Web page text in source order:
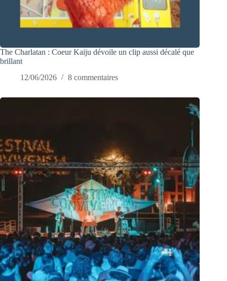
The Charlatan : Coeur Kaiju dévoile un clip aussi décalé que
brillant
12/06/2026
8 commentaires